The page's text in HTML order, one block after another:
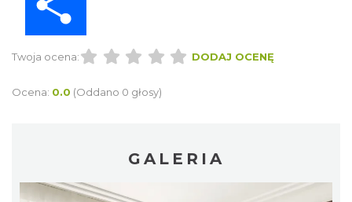
Twoja ocena: DODAJ OCENĘ
Ocena: 0.0 (Oddano 0 głosy)
GALERIA